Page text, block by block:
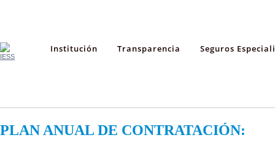
Institución Transparencia Seguros
PLAN ANUAL DE CONTRATACIÓN: